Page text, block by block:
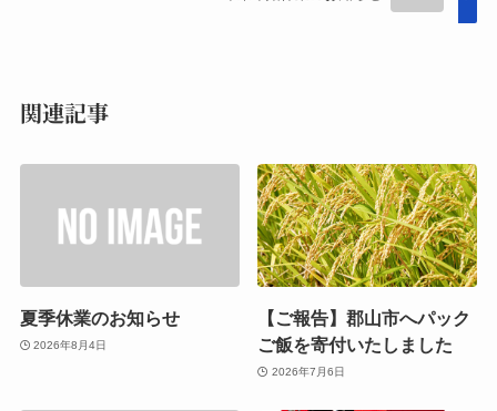
関連記事
夏季休業のお知らせ
2026年8月4日
【ご報告】郡山市へパック
ご飯を寄付いたしました
2026年7月6日